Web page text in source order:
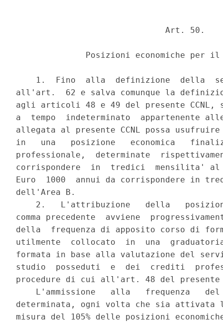
                              Art. 50.
Posizioni economiche per
1.  Fino  alla  definizione  della
all'art.  62 e salva comunque la
agli articoli 48 e 49 del presente CCNL,
a  tempo  indeterminato  appartenente
allegata al presente CCNL possa
in   una   posizione   economica
professionale,  determinate
corrispondere  in  tredici  mensilita' al
Euro  1000  annui da corrispondere in
dell'Area B.
2.   L'attribuzione   della
comma precedente  avviene
della  frequenza di apposito corso di
utilmente  collocato  in  una
formata in base alla valutazione del
studio  posseduti  e  dei  crediti
procedure di cui all'art. 48 del presente
L'ammissione   alla   frequenza
determinata, ogni volta che sia attivata
misura del 105% delle posizioni